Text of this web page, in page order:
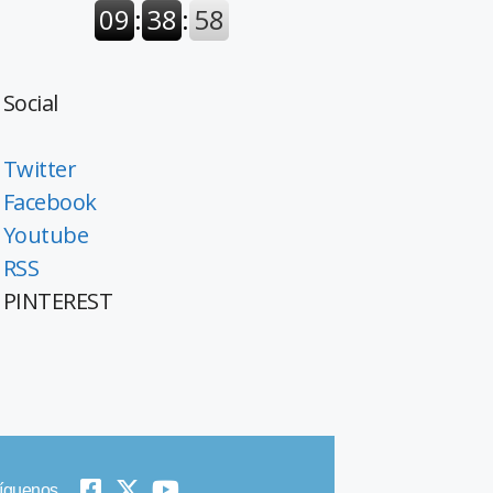
Social
Twitter
Facebook
Youtube
RSS
PINTEREST